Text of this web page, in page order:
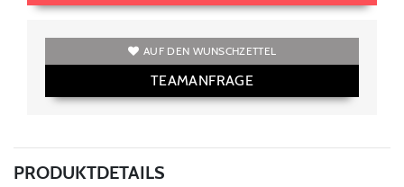
AUF DEN WUNSCHZETTEL
TEAMANFRAGE
PRODUKTDETAILS